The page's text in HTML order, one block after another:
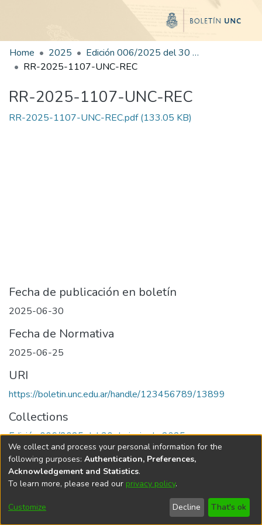
Home 2025
Edición 006/2025 del 30 de junio de 2025
RR-2025-1107-UNC-REC
RR-2025-1107-UNC-REC
RR-2025-1107-UNC-REC.pdf(133.05 KB)
Fecha de publicación en boletín
2025-06-30
Fecha de Normativa
2025-06-25
URI
https://boletin.unc.edu.ar/handle/123456789/13899
Collections
Edición 006/2025 del 30 de junio de 2025
Universidad Nacional de Córdoba
We collect and process your personal information for the
following purposes: Authentication, Preferences,
Acknowledgement and Statistics.
To learn more, please read our privacy policy.
Customize Decline That's ok